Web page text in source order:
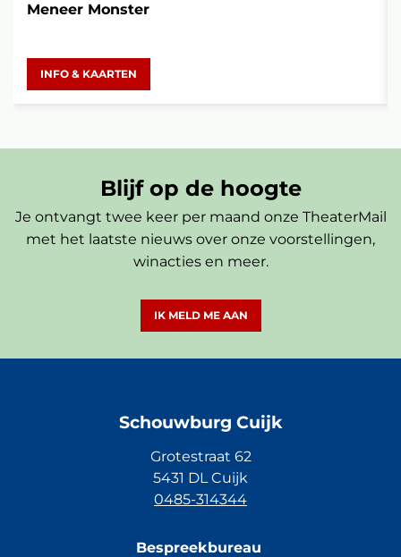
Meneer Monster
INFO & KAARTEN
Blijf op de hoogte
Je ontvangt twee keer per maand onze TheaterMail
met het laatste nieuws over onze voorstellingen,
winacties en meer.
IK MELD ME AAN
Schouwburg Cuijk
Grotestraat 62
5431 DL Cuijk
0485-314344
Bespreekbureau